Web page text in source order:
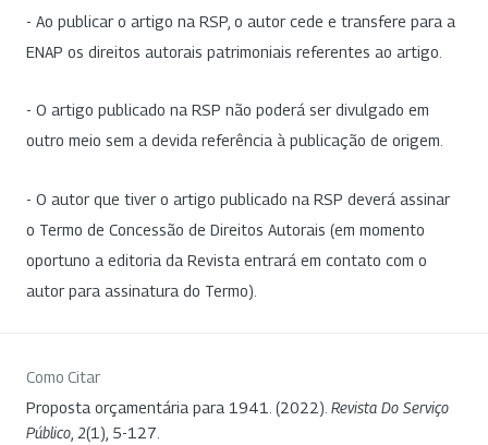
- Ao publicar o artigo na RSP, o autor cede e transfere para a
ENAP os direitos autorais patrimoniais referentes ao artigo.
- O artigo publicado na RSP não poderá ser divulgado em
outro meio sem a devida referência à publicação de origem.
- O autor que tiver o artigo publicado na RSP deverá assinar
o Termo de Concessão de Direitos Autorais (em momento
oportuno a editoria da Revista entrará em contato com o
autor para assinatura do Termo).
Como Citar
Proposta orçamentária para 1941. (2022). Revista Do Serviço
Público 2(1), 5-127.